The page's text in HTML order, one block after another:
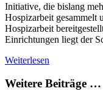
Initiative, die bislang
Hospizarbeit gesammelt
Hospizarbeit
Einrichtungen liegt der
Weiterlesen
Weitere Beiträge …